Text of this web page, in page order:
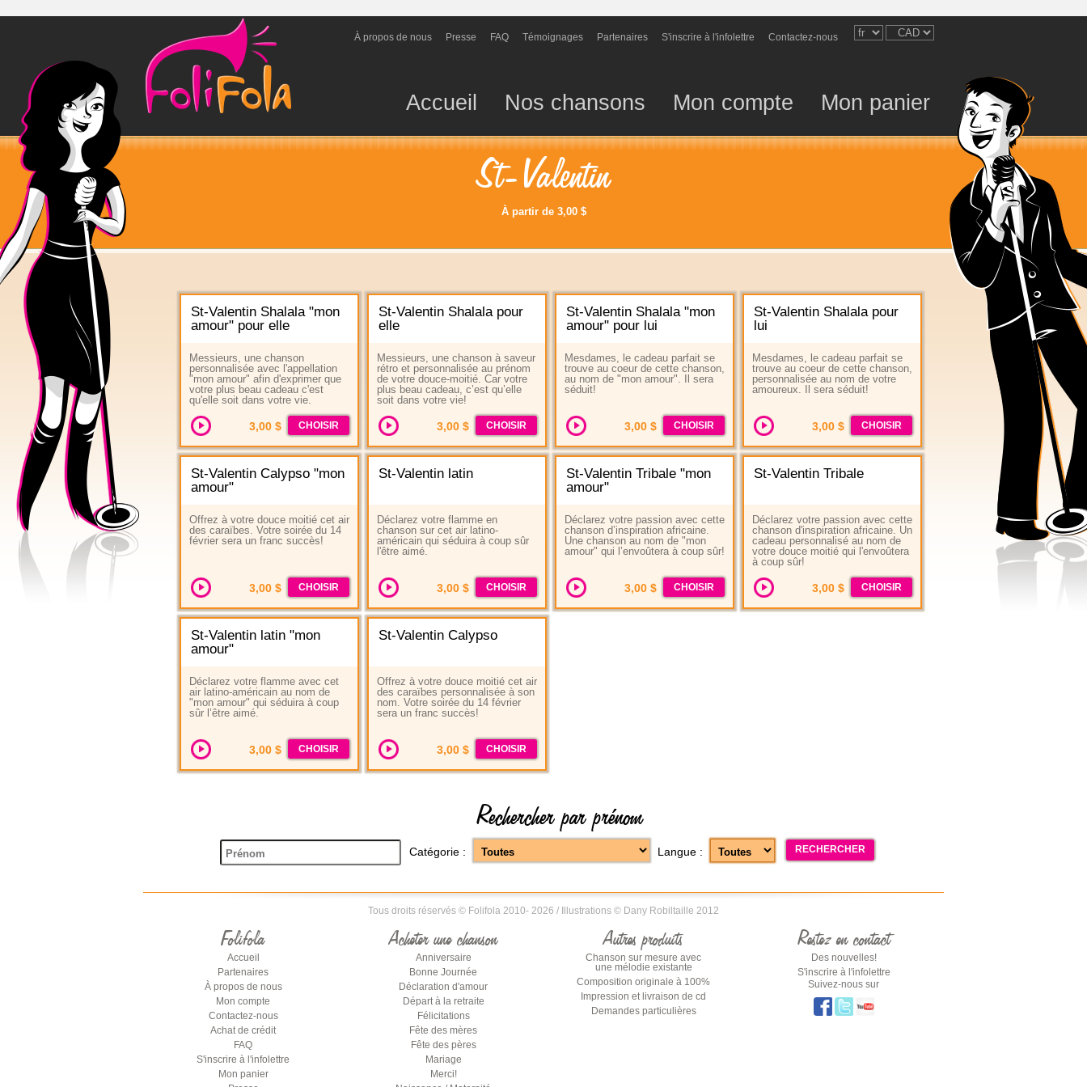
Contactez-nous
S'inscrire à l'infolettre
Partenaires
Témoignages
FAQ
Presse
À propos de nous
Mon panier
Mon compte
Nos chansons
Accueil
St-Valentin
À partir de 3,00 $
St-Valentin Shalala "mon
amour" pour elle
Messieurs, une chanson
personnalisée avec l'appellation
"mon amour" afin d'exprimer que
votre plus beau cadeau c'est
qu'elle soit dans votre vie.
3,00 $ CHOISIR
St-Valentin Shalala pour
elle
Messieurs, une chanson à saveur
rétro et personnalisée au prénom
de votre douce-moitié. Car votre
plus beau cadeau, c’est qu’elle
soit dans votre vie!
3,00 $ CHOISIR
St-Valentin Shalala "mon
amour" pour lui
Mesdames, le cadeau parfait se
trouve au coeur de cette chanson,
au nom de "mon amour". Il sera
séduit!
3,00 $ CHOISIR
St-Valentin Shalala pour
lui
Mesdames, le cadeau parfait se
trouve au coeur de cette chanson,
personnalisée au nom de votre
amoureux. Il sera séduit!
3,00 $ CHOISIR
St-Valentin Calypso "mon
amour"
Offrez à votre douce moitié cet air
des caraïbes. Votre soirée du 14
février sera un franc succès!
3,00 $ CHOISIR
St-Valentin latin
Déclarez votre flamme en
chanson sur cet air latino-
américain qui séduira à coup sûr
l'être aimé.
3,00 $ CHOISIR
St-Valentin Tribale "mon
amour"
Déclarez votre passion avec cette
chanson d’inspiration africaine.
Une chanson au nom de "mon
amour" qui l’envoûtera à coup sûr!
3,00 $ CHOISIR
St-Valentin Tribale
Déclarez votre passion avec cette
chanson d'inspiration africaine. Un
cadeau personnalisé au nom de
votre douce moitié qui l'envoûtera
à coup sûr!
3,00 $ CHOISIR
St-Valentin latin "mon
amour"
Déclarez votre flamme avec cet
air latino-américain au nom de
"mon amour" qui séduira à coup
sûr l’être aimé.
3,00 $ CHOISIR
St-Valentin Calypso
Offrez à votre douce moitié cet air
des caraïbes personnalisée à son
nom. Votre soirée du 14 février
sera un franc succès!
3,00 $ CHOISIR
Rechercher par prénom
Catégorie : Langue : RECHERCHER
Tous droits réservés © Folifola 2010- 2026 / Illustrations © Dany Robiltaille 2012
Folifola
Accueil
Partenaires
À propos de nous
Mon compte
Contactez-nous
Achat de crédit
FAQ
S'inscrire à l'infolettre
Mon panier
Acheter une chanson
Anniversaire
Bonne Journée
Déclaration d'amour
Départ à la retraite
Félicitations
Fête des mères
Fête des pères
Mariage
Merci!
Autres produits
Chanson sur mesure avec
une mélodie existante
Composition originale à 100%
Impression et livraison de cd
Demandes particulières
Restez en contact
Des nouvelles!
S'inscrire à l'infolettre
Suivez-nous sur